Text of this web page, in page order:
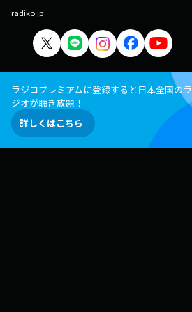
radiko.jp
ラジコプレミアムに登録すると日本全国のラ
ジオが聴き放題！
詳しくはこちら